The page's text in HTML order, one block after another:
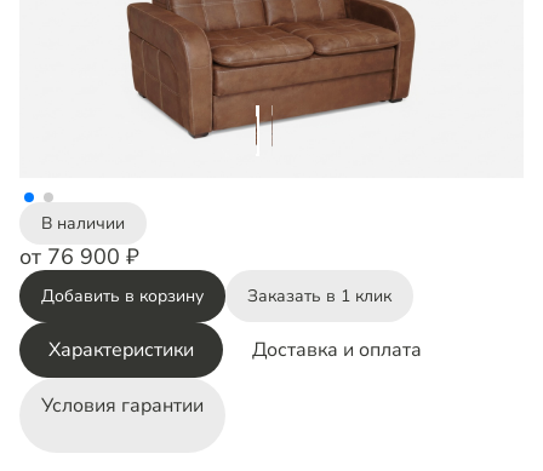
В наличии
от 76 900 ₽
Добавить в корзину Заказать в 1 клик
Характеристики Доставка и оплата
Условия гарантии